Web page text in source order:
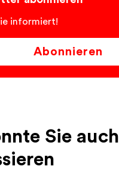
informiert!
Abonnieren
Sie auch